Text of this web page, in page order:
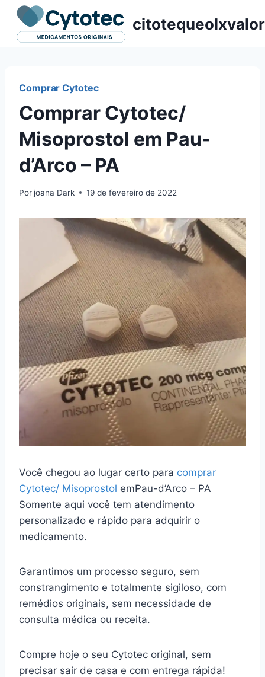
Pular
para
citotequeolxvalor
Comprar Cytotec
Comprar Cytotec/
Misoprostol em Pau-
d’Arco – PA
Por joana Dark 19 de fevereiro de 2022
Você chegou ao lugar certo para comprar
Cytotec/ Misoprostol emPau-d’Arco – PA
Somente aqui você tem atendimento
personalizado e rápido para adquirir o
medicamento.
Garantimos um processo seguro, sem
constrangimento e totalmente sigiloso, com
remédios originais, sem necessidade de
consulta médica ou receita.
Compre hoje o seu Cytotec original, sem
precisar sair de casa e com entrega rápida!